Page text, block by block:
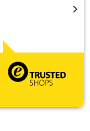
Wie